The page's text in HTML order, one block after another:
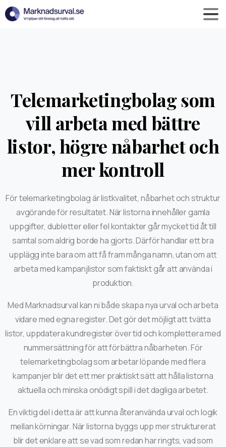
Telemarketingbolag som
vill arbeta med bättre
listor, högre nåbarhet och
mer kontroll
För telemarketingbolag är listkvalitet, nåbarhet och struktur
avgörande för resultatet. När listorna innehåller gamla
uppgifter, dubletter eller fel kontakter går mycket tid åt till
samtal som aldrig borde ha gjorts. Därför handlar ett bra
upplägg inte bara om att få fram många namn, utan om att
arbeta med kampanjlistor som faktiskt går att använda i
produktion.
Med Marknadsurval kan ni både skapa nya urval och arbeta
vidare med egna register. Det gör det möjligt att tvätta
listor, uppdatera kundregister över tid och komplettera med
nummersättning för att förbättra nåbarheten. För
telemarketingbolag som arbetar löpande med flera
kampanjer blir det ett mer praktiskt sätt att hålla listorna
aktuella och minska onödigt spill i det dagliga arbetet.
En viktig del i detta är att kunna återanvända urval och logik
mellan körningar. När listorna byggs upp mer strukturerat
blir det enklare att se vad som redan har ringts, vad som